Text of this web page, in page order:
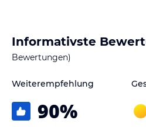
Mercedes-Benz Museum ist nur eine
der Flughafen Stuttgart ist ebenfalls
gestaltet und bieten ein modernes
Zimmer verfügt über ein
Informativste
Bewertungen)
Weiterempfehlung
90%